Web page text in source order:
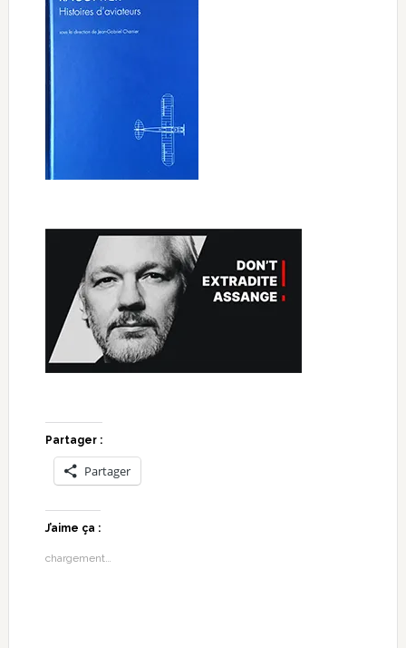
Partager :
Partager
J’aime ça :
chargement…